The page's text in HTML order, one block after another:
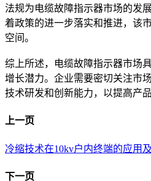
法规为电缆故障指示器市场的发
着政策的进一步落实和推进，该
空间。
综上所述，电缆故障指示器市场
增长潜力。企业需要密切关注市
技术研发和创新能力，以提高产
上一页
冷缩技术在10kv户内终端的应用
下一页